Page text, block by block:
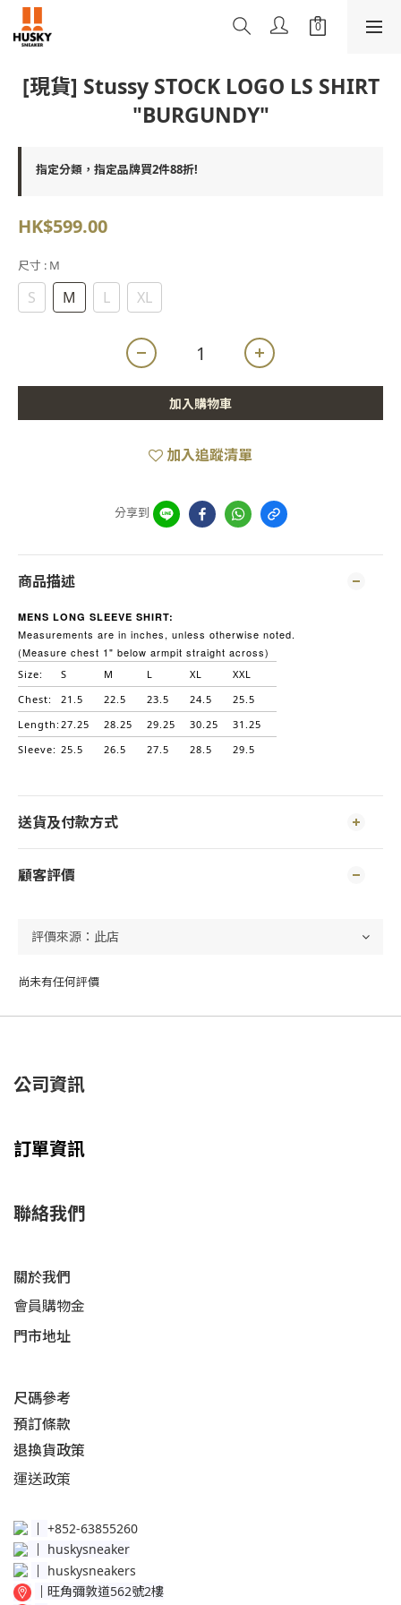
[現貨] Stussy STOCK LOGO LS SHIRT
"BURGUNDY"
指定分類，指定品牌買2件88折!
HK$599.00
尺寸 : M
S M L XL
加入購物車
加入追蹤清單
分享到
商品描述
MENS LONG SLEEVE SHIRT:
Measurements are in inches, unless otherwise noted.
(Measure chest 1" below armpit straight across)
Size: S M L XL
XXL
Chest:
21.5 22.5 23.5 24.5
25.5
Length: 27.25 28.25 29.25 30.25
31.25
Sleeve: 25.5 26.5 27.5 28.5 29.5
送貨及付款方式
顧客評價
尚未有任何評價
公司資訊
訂單資訊
聯絡我們
關於我們
會員購物金
門市地址
尺碼參考
預訂條款
退換貨政策​
運送政策​
│ +852-63855260
huskysneaker
│ huskysneakers
│ 旺角彌敦道562號2樓